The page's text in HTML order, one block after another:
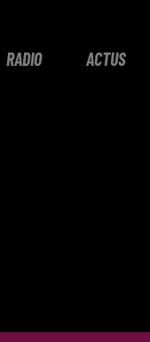
RADIO ACTUS